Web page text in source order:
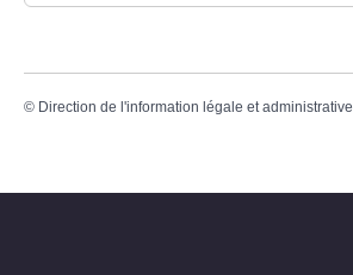
© Direction de l'information légale et administrative